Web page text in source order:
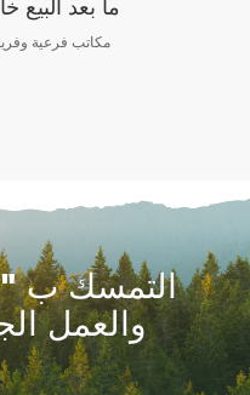
مكاتب فرعية
التمسك ب
والعمل